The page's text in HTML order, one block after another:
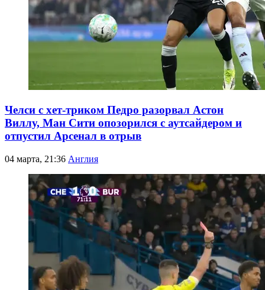
Челси с хет-триком Педро разорвал Астон
Виллу, Ман Сити опозорился с аутсайдером и
отпустил Арсенал в отрыв
04 марта, 21:36 Англия